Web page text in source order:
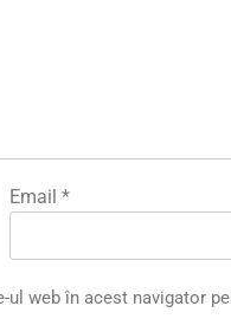
Email *
ul web în acest navigator